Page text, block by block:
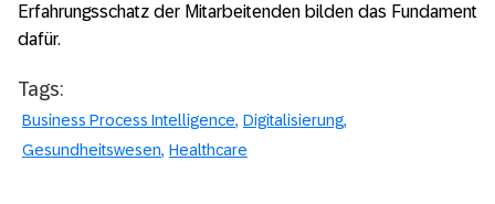
Erfahrungsschatz der Mitarbeitenden bilden das Fundament
dafür.
Tags:
Business Process Intelligence Digitalisierung
Gesundheitswesen Healthcare